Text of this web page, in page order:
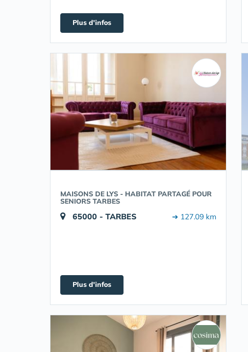
Plus d'infos
MAISONS DE LYS - HABITAT PARTAGÉ POUR
SENIORS TARBES
65000 - TARBES ➔ 127.09 km
Plus d'infos